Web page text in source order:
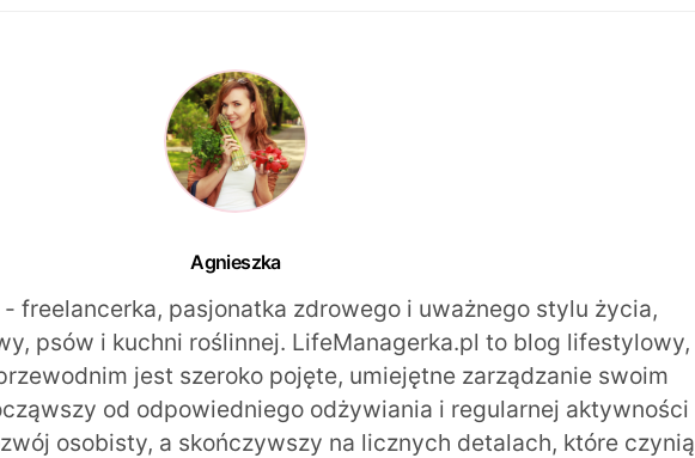
Agnieszka
freelancerka, pasjonatka zdrowego i uważnego stylu życia,
psów i kuchni roślinnej. LifeManagerka.pl to blog lifestylowy,
jest szeroko pojęte, umiejętne zarządzanie swoim
od odpowiedniego odżywiania i regularnej aktywności
osobisty, a skończywszy na licznych detalach, które czynią